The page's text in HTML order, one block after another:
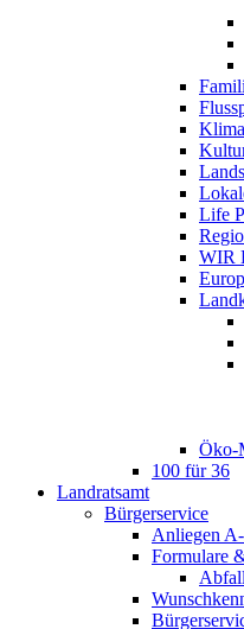
Life
WIR
Öko-
100 für 36
Landratsamt
Bürgerservice
Anliegen
Formulare